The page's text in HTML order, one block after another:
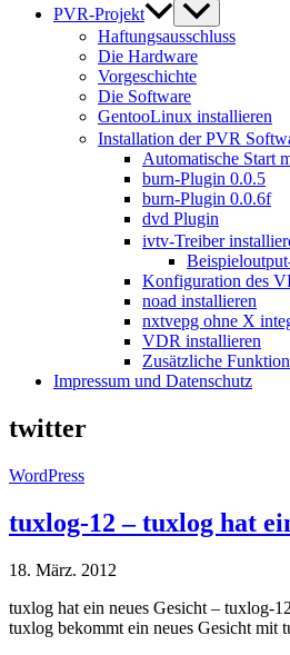
PVR-Projekt
Haftungsausschluss
Die Hardware
Vorgeschichte
Die Software
GentooLinux installieren
Installation der PVR
Automatische Start
burn-Plugin 0.0.5
burn-Plugin 0.0.6f
dvd Plugin
ivtv-Treiber
Konfiguration des
noad installieren
nxtvepg ohne X
VDR installieren
Zusätzliche
Impressum und Datenschutz
twitter
WordPress
tuxlog-12 – tuxlog hat
18. März. 2012
tuxlog hat ein neues Gesicht – tuxlog-
tuxlog bekommt ein neues Gesicht